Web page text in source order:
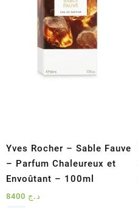
Yves Rocher – Sable Fauve
– Parfum Chaleureux et
Envoûtant – 100ml
د.ج